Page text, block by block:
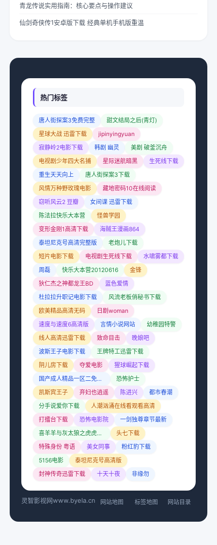
青龙传说实用指南：核心要点与操作建议
仙剑奇侠传1安卓版下载 经典单机手机版重温
热门标签
唐人街探案3免费完整
甜文结局之后(青灯)
星球大战 迅雷下载
jipinyingyuan
寂静岭2电影下载
韩剧 幽灵
美剧 破釜沉舟
电视剧少年四大名捕
星际迷航暗黑
生死线下载
重生天天向上
唐人街探案3下载
风情万种野玫瑰电影
藏地密码10在线阅读
窃听风云2 豆瓣
女间谍 迅雷下载
陈法拉快乐大本营
怪兽学园
变形金刚1高清下载
海贼王漫画864
泰坦尼克号高清完整版
老炮儿下载
短片电影下载
电视剧生死线下载
水啸雾都下载
周磊
快乐大本营20120616
金锋
狄仁杰之神都龙王BD
蓝色爱情
杜拉拉升职记电影下载
风流老板俏秘书下载
欧美精品高清无码
日剧woman
速度与速度6高清版
言情小说网站
幼稚园特警
线人高清迅雷下载
致命目击
晚娘吧
波斯王子电影下载
王牌特工迅雷下载
阴儿房下载
夺爱电影
猩球崛起下载
国产成人精品一区二免费观看
恐怖护士
凯斯宾王子
弃妇也逍遥 陈进兴
都市春潮
分手说爱你下载
人潮汹涌在线看观看高清
打擂台下载
恐怖电影院
一剑独尊章节最新
喜羊羊与灰太狼之虎虎生威下载
头七下载
特殊身份 粤语
美女同事
粉红豹下载
5156电影
泰坦尼克号高清版
封神传奇迅雷下载
十天十夜 非缘勿
灵智影视网www.byela.cn 网站地图 标签地图 网站目录